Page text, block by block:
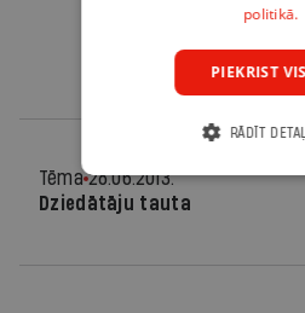
Tēma 28.06.2013.
Dziedātāju tauta
politikā.
PIEKRIST
RĀDĪT